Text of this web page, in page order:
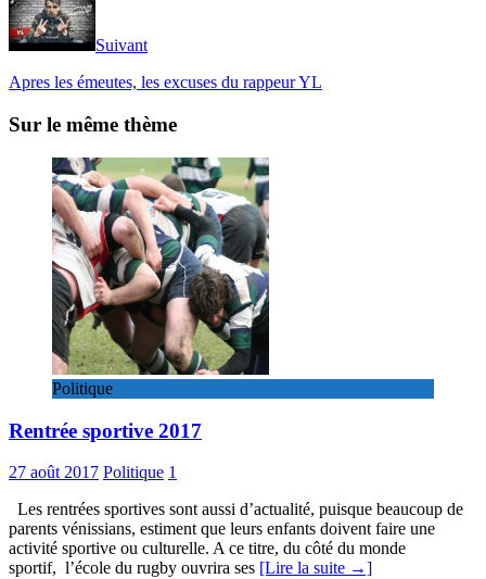
Suivant
Apres les émeutes, les excuses du rappeur YL
Sur le même thème
Politique
Rentrée sportive 2017
27 août 2017 Politique 1
Les rentrées sportives sont aussi d’actualité, puisque beaucoup de
parents vénissians, estiment que leurs enfants doivent faire une
activité sportive ou culturelle. A ce titre, du côté du monde
sportif, l’école du rugby ouvrira ses [Lire la suite →]